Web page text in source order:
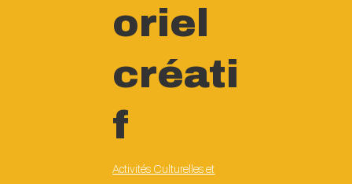
oriel
créati
f
Activités Culturelles et